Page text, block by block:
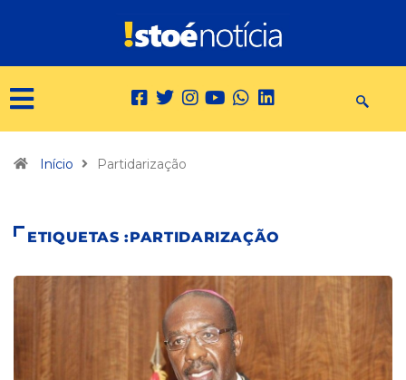
Início Partidarização
ETIQUETAS :PARTIDARIZAÇÃO